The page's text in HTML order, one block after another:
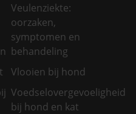
Veulenziekte:
oorzaken,
symptomen en
behandeling
Vlooien bij hond
Voedselovergevoeligheid
bij hond en kat